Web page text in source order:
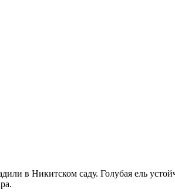
в Никитском саду. Голубая ель